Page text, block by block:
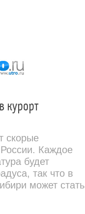
курорт
скорые
Каждое
будет
так что в
может стать